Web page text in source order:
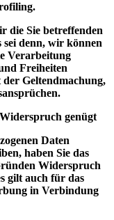
die Sie betreffenden
sei denn, wir können
Verarbeitung
Freiheiten
Geltendmachung,
genügt
Daten
haben Sie das
Widerspruch
gilt auch für das
in Verbindung